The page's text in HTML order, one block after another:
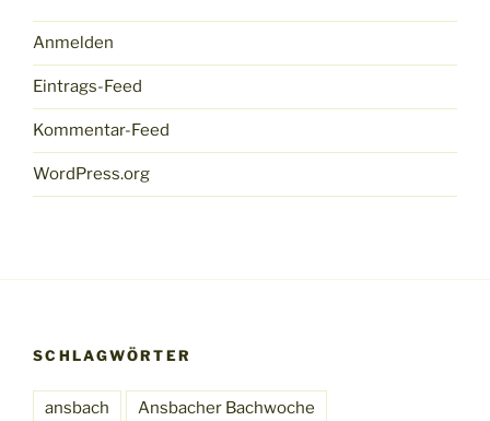
Anmelden
Eintrags-Feed
Kommentar-Feed
WordPress.org
SCHLAGWÖRTER
ansbach Ansbacher Bachwoche